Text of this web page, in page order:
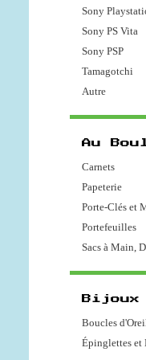
Sony
Sony PS Vita
Sony PSP
Tamagotchi
Autre
Au
Carnets
Papeterie
Porte-Clés et
Portefeuilles
Sacs à Main,
Bijoux
Boucles
Épinglettes et